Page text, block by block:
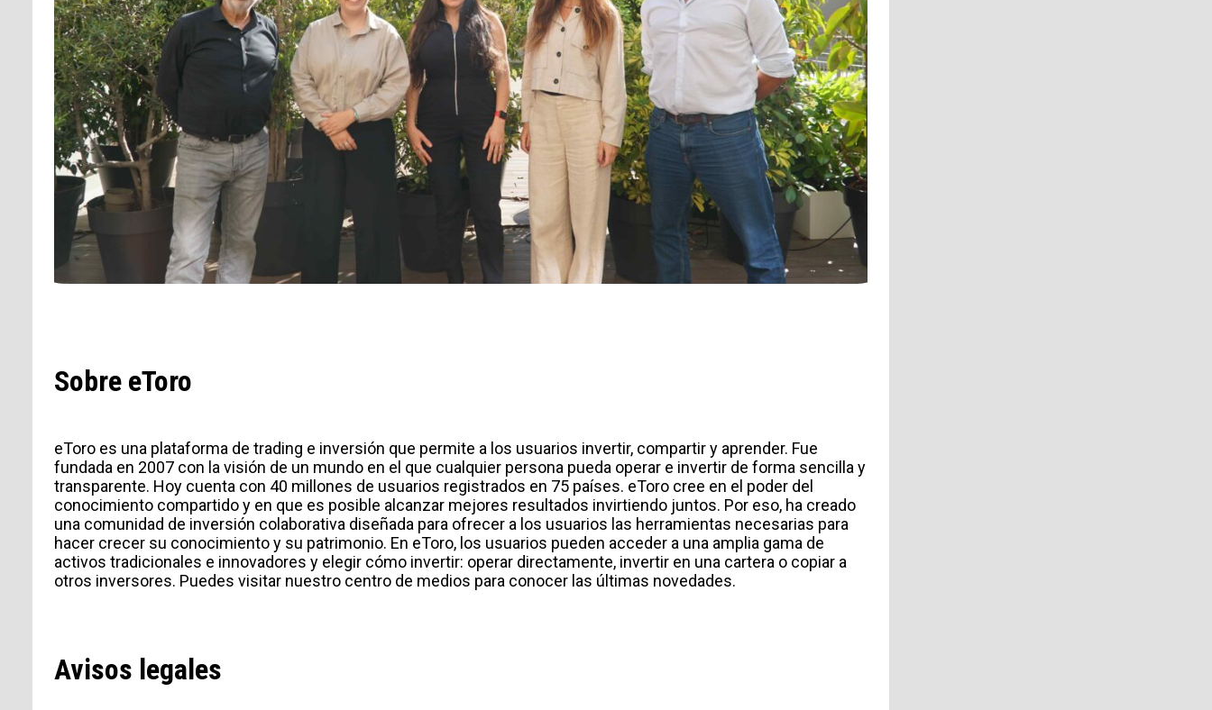
Sobre eToro
eToro es una plataforma de trading e inversión que permite a los usuarios invertir, compartir y aprender. Fue
fundada en 2007 con la visión de un mundo en el que cualquier persona pueda operar e invertir de forma sencilla y
transparente. Hoy cuenta con 40 millones de usuarios registrados en 75 países. eToro cree en el poder del
conocimiento compartido y en que es posible alcanzar mejores resultados invirtiendo juntos. Por eso, ha creado
una comunidad de inversión colaborativa diseñada para ofrecer a los usuarios las herramientas necesarias para
hacer crecer su conocimiento y su patrimonio. En eToro, los usuarios pueden acceder a una amplia gama de
activos tradicionales e innovadores y elegir cómo invertir: operar directamente, invertir en una cartera o copiar a
otros inversores. Puedes visitar nuestro centro de medios para conocer las últimas novedades.
Avisos legales